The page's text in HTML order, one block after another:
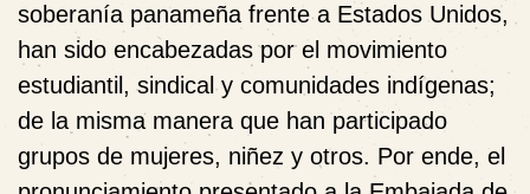
soberanía panameña frente a Estados Unidos,
han sido encabezadas por el movimiento
estudiantil, sindical y comunidades indígenas;
de la misma manera que han participado
grupos de mujeres, niñez y otros. Por ende, el